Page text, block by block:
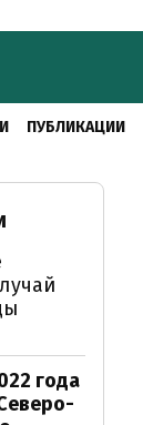
ПУБЛИКАЦИИ
года